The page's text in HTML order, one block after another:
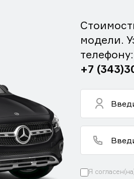
модели.
телефону:
+7
Я